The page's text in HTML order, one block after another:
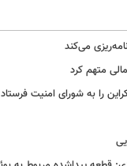
می‌کند
متهم کرد
را به شورای امنیت فرستاد